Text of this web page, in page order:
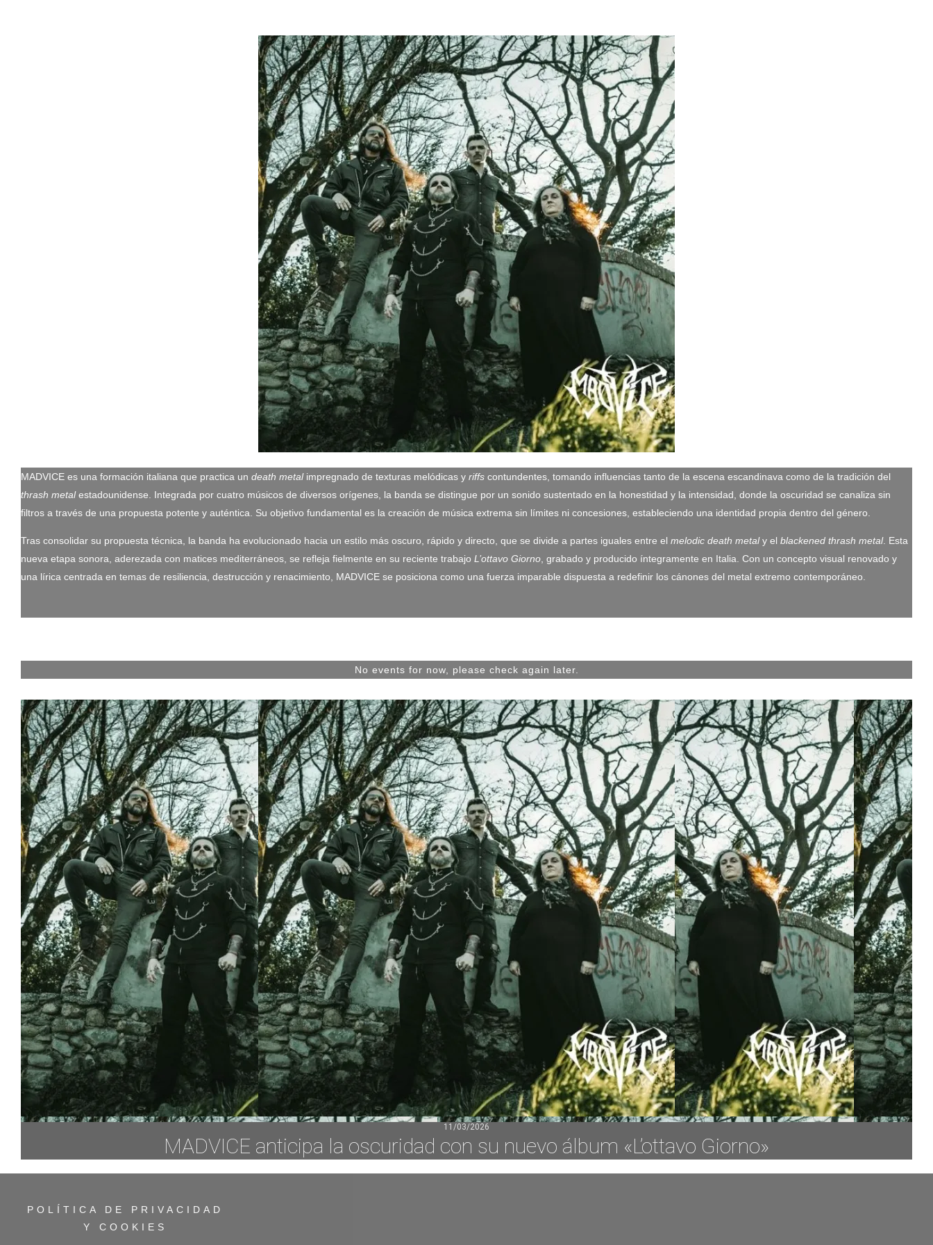
MADVICE es una formación italiana que practica un death metalimpregnado de texturas melódicas y riffs contundentes, tomando influencias tanto de la escena escandinava como de la tradición del
thrash metalestadounidense. Integrada por cuatro músicos de diversos orígenes, la banda se distingue por un sonido sustentado en la honestidad y la intensidad, donde la oscuridad se canaliza sin
filtros a través de una propuesta potente y auténtica. Su objetivo fundamental es la creación de música extrema sin límites ni concesiones, estableciendo una identidad propia dentro del género.
Tras consolidar su propuesta técnica, la banda ha evolucionado hacia un estilo más oscuro, rápido y directo, que se divide a partes iguales entre el melodic death metaly el blackened thrash metal. Esta
nueva etapa sonora, aderezada con matices mediterráneos, se refleja fielmente en su reciente trabajo L’ottavo Giorno , grabado y producido íntegramente en Italia. Con un concepto visual renovado y
una lírica centrada en temas de resiliencia, destrucción y renacimiento, MADVICE se posiciona como una fuerza imparable dispuesta a redefinir los cánones del metal extremo contemporáneo.
No events for now, please check again later.
11/03/2026
MADVICE anticipa la oscuridad con su nuevo álbum «L’ottavo Giorno»
POLÍTICA DE PRIVACIDAD
Y COOKIES